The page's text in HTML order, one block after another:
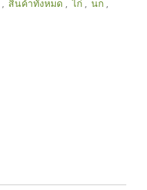
, สินค้าทั้งหมด , ไก่ , นก ,